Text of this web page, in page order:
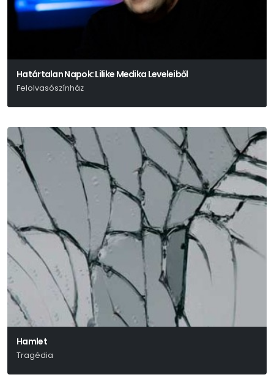
Határtalan Napok: Lilike Medika Leveleiből
Felolvasószínház
Hamlet
Tragédia